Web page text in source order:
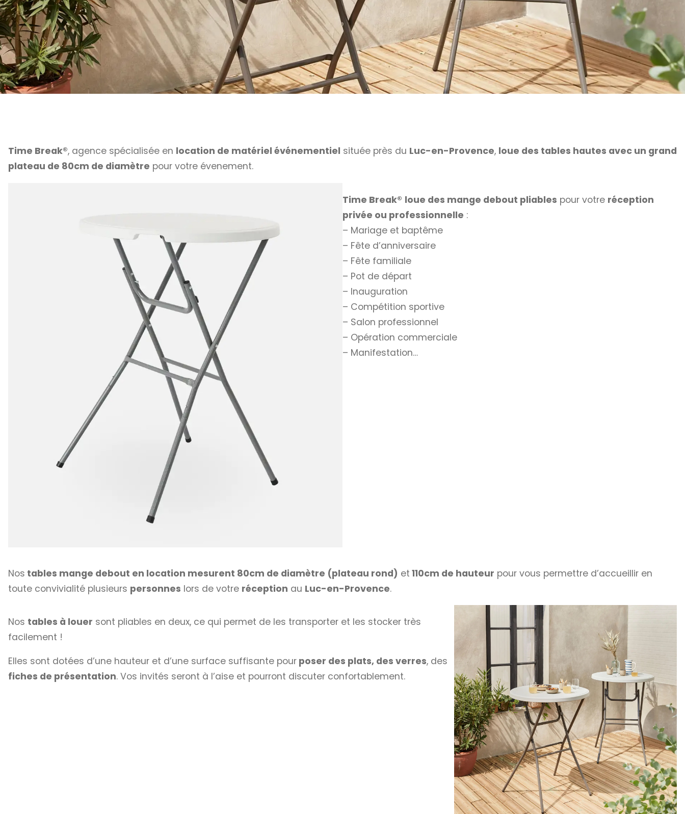
Time Break®, agence spécialisée en location de matériel événementiel située près du Luc-en-Provence, loue des tables hautes avec un grand
plateau de 80cm de diamètre pour votre évenement.
Time Break® loue des mange debout pliables pour votre réception
privée ou professionnelle :
– Mariage et baptême
– Fête d’anniversaire
– Fête familiale
– Pot de départ
– Inauguration
– Compétition sportive
– Salon professionnel
– Opération commerciale
– Manifestation…
Nos tables mange debout en location mesurent 80cm de diamètre (plateau rond) et 110cm de hauteur pour vous permettre d’accueillir en
toute convivialité plusieurs personnes lors de votre réception au Luc-en-Provence.
Nos tables à louer sont pliables en deux, ce qui permet de les transporter et les stocker très
facilement !
Elles sont dotées d’une hauteur et d’une surface suffisante pour poser des plats, des verres, des
fiches de présentation. Vos invités seront à l’aise et pourront discuter confortablement.